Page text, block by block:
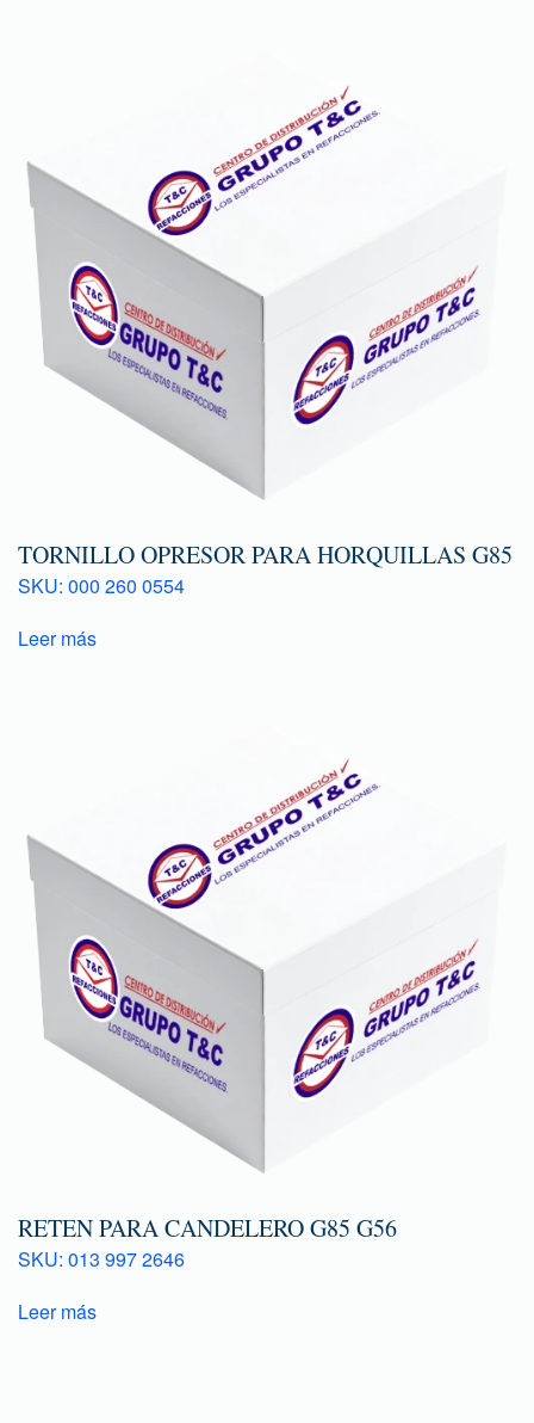
TORNILLO OPRESOR PARA HORQUILLAS G85
SKU: 000 260 0554
Leer más
RETEN PARA CANDELERO G85 G56
SKU: 013 997 2646
Leer más